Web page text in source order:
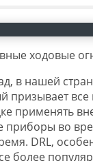
в нашей
призывает все
применять
приборы во
DRL,
более